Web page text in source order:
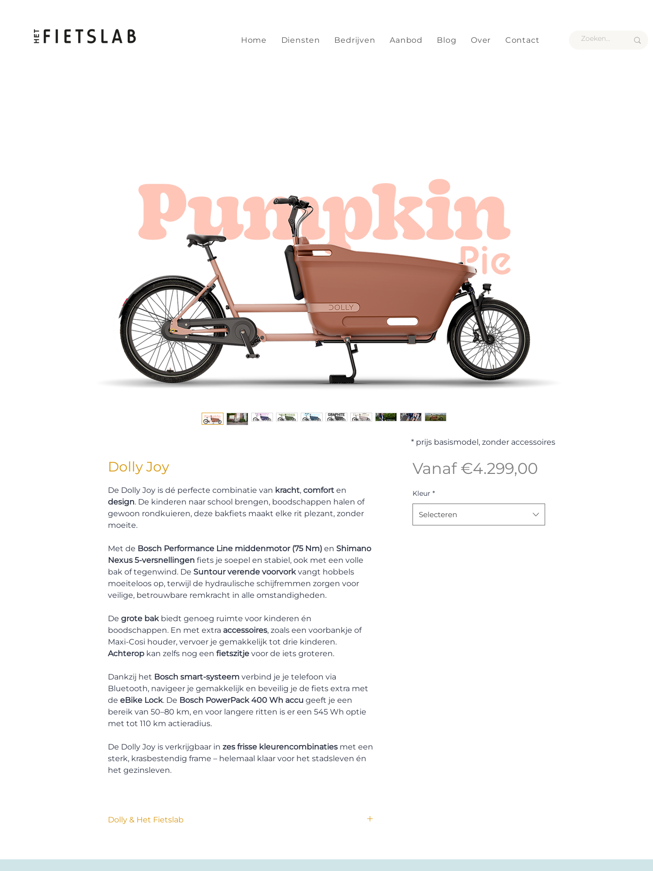
Home Diensten Bedrijven Aanbod Blog Over Contact
Dolly Joy
De Dolly Joy is dé perfecte combinatie van kracht, comfort en
design. De kinderen naar school brengen, boodschappen halen of
gewoon rondkuieren, deze bakfiets maakt elke rit plezant, zonder
moeite.
Met de Bosch Performance Line middenmotor (75 Nm) en Shimano
Nexus 5-versnellingen fiets je soepel en stabiel, ook met een volle
bak of tegenwind. De Suntour verende voorvorkvangt hobbels
moeiteloos op, terwijl de hydraulische schijfremmen zorgen voor
veilige, betrouwbare remkracht in alle omstandigheden.
De grote bakbiedt genoeg ruimte voor kinderen én
boodschappen. En met extra accessoires, zoals een voorbankje of
Maxi-Cosi houder, vervoer je gemakkelijk tot drie kinderen.
Achterop kan zelfs nog een fietszitje voor de iets groteren.
Dankzij het Bosch smart-systeem verbind je je telefoon via
Bluetooth, navigeer je gemakkelijk en beveilig je de fiets extra met
de eBike Lock. De Bosch PowerPack 400 Wh accu geeft je een
bereik van 50–80 km, en voor langere ritten is er een 545 Wh optie
met tot 110 km actieradius.
De Dolly Joy is verkrijgbaar in zes frisse kleurencombinaties met een
sterk, krasbestendig frame – helemaal klaar voor het stadsleven én
het gezinsleven.
Dolly & Het Fietslab
comfortabel en verrassend licht.
Vanaf €4.299,00Verkoopprijs
Kleur *
Selecteren
* prijs basismodel, zonder accessoires